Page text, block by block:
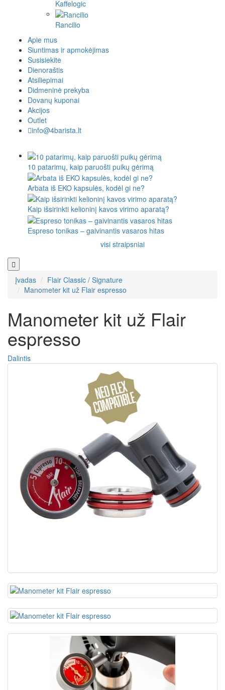
Kaffelogic
Rancilio
Apie mus
Siuntimas ir apmokėjimas
Susisiekite
Dienoraštis
Atsiliepimai
Didmeninė prekyba
Dovanų kuponai
Akcijos
Outlet
info@4barista.lt
10 patarimų, kaip paruošti puikų gėrimą
Arbata iš EKO kapsulės, kodėl gi ne?
Kaip išsirinkti kelioninį kavos virimo aparatą?
Espreso tonikas – gaivinantis vasaros hitas
visi straipsniai
Įvadas
Flair Classic / Signature
Manometer kit už Flair espresso
Manometer kit už Flair
espresso
Dalintis